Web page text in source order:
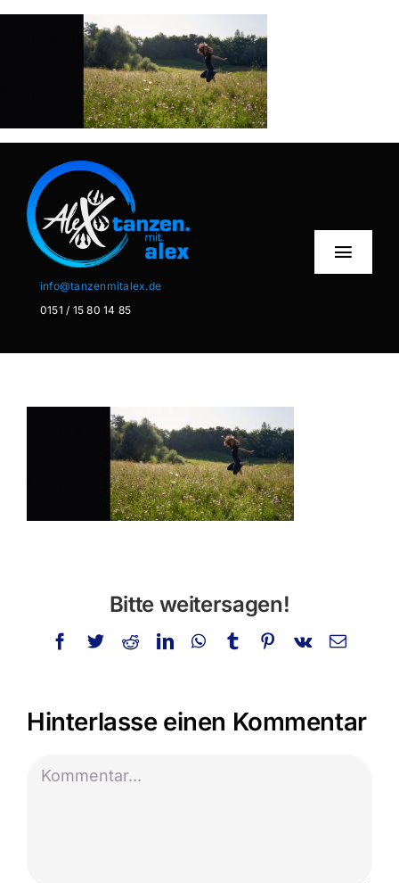
Zum
info@tanzenmitalex.de
0151 / 15 80 14 85
Home
Privatstunden
nach:
Bitte weitersagen!
Facebook
TwitterRedditLinkedInWhatsApp
TumblrPinterest
Vk
E-
Hinterlasse einen Kommentar
Kommentar